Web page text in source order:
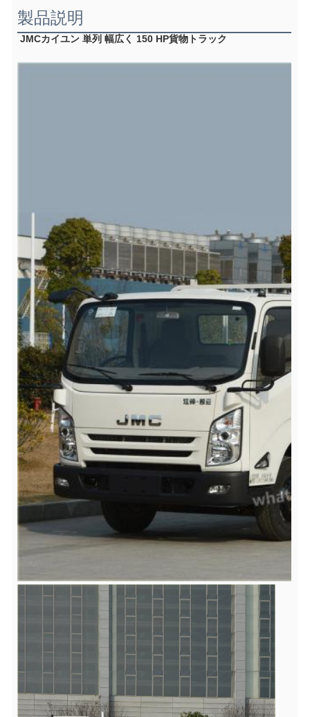
製品説明
JMCカイユン 単列 幅広く 150 HP貨物トラック